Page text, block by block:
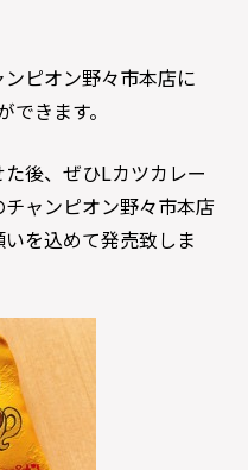
ピオン野々市本店に
きます。
後、ぜひLカツカレー
ャンピオン野々市本店
を込めて発売致しま